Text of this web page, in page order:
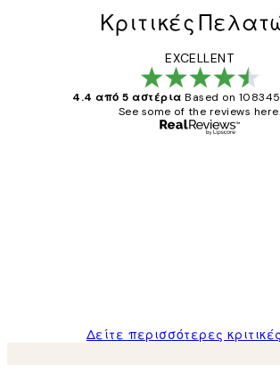
Κριτικές
EXCELLENT
4.4 από 5 αστέρια Based on
See some of the reviews here.
Δείτε περισσότερες